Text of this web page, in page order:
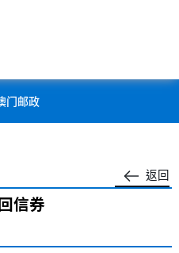
门邮政
返回
信券